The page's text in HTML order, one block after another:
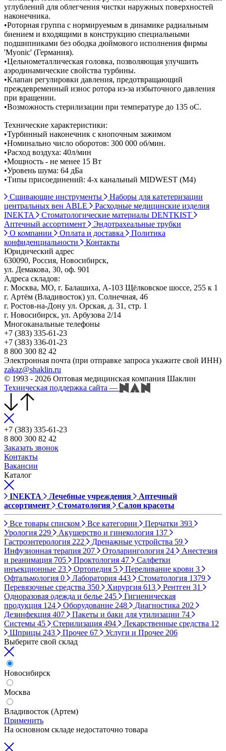
углублений для облегчения чистки наружных поверхностей
наконечника.
•Роторная группа с нормируемым в динамике радиальным
биением и входящими в конструкцию специальными
подшипниками без ободка дюймового исполнения фирмы
'Myonic' (Германия).
•Цельнометаллическая головка, позволяющая улучшить
аэродинамические свойства турбины.
•Клапан регулировки давления, предотвращающий
преждевременный износ ротора из-за избыточного давления
при вращении.
•Возможность стерилизации при температуре до 135 оС.
Технические характеристики:
•Турбинный наконечник с кнопочным зажимом
•Номинально число оборотов: 300 000 об/мин.
•Расход воздуха: 40л/мин
•Мощность - не менее 15 Вт
•Уровень шума: 64 дБа
•Типы присоединений: 4-х канальный MIDWEST (M4)
Сшивающие инструменты
Наборы для катетеризации
центральных вен ABLE
Расходные медицинские изделия
INEKTA
Стоматологические материалы DENTKIST
Аптечный ассортимент
Эндотрахеальные трубки
О компании
Оплата и доставка
Политика
конфиденциальности
Контакты
Юридический адрес
630090, Россия, Новосибирск,
ул. Демакова, 30, оф. 901
Адреса складов:
г. Москва, МО, г. Балашиха, А-103 Щёлковское шоссе, 255 к 1
г. Артём (Владивосток) ул. Солнечная, 46
г. Ростов-на-Дону ул. Орская, д. 31, стр. 1
г. Новосибирск, ул. Арбузова 2/14
Многоканальные телефоны
+7 (383) 335-61-23
+7 (383) 336-01-23
8 800 300 82 42
Электронная почта (при отправке запроса укажите свой ИНН)
zakaz@shaklin.ru
© 1993 - 2026 Оптовая медицинская компания Шаклин
Техническая поддержка сайта —
+7 (383) 335-61-23
8 800 300 82 42
Заказать звонок
Контакты
Вакансии
Каталог
INEKTA Лечебные учреждения
Аптечный
ассортимент
Стоматология Салон красоты
Все товары списком Все категории Перчатки 393
Урология 229 Акушерство и гинекология 137
Гастроэнтерология 222 Дренажные устройства 59
Инфузионная терапия 207 Отоларингология 24
Анестезия
и реанимация 705 Проктология 47
Салфетки
инъекционные 23 Ортопедия 5 Переливание крови 3
Офтальмология 0 Лаборатория 443 Стоматология 1379
Перевязочные средства 350 Хирургия 613 Рентген 31
Одноразовая одежда и белье 245
Гигиеническая
продукция 124 Оборудование 248 Диагностика 202
Дезинфекция 407 Пакеты и баки для утилизации 74
Системы 45 Стерилизация 494 Лекарственные средства 12
Шприцы 243 Прочее 67 Услуги и Прочее 206
Выберите свой склад
Новосибирск
Москва
Владивосток (Артем)
Применить
На основном складе недостаточно товара